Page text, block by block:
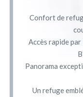
Confort de
Accès rapide
Panorama
Un refuge